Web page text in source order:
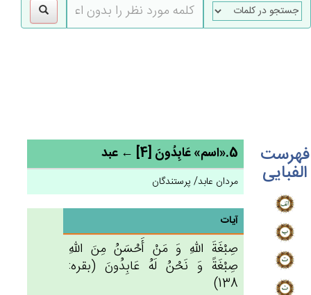
فهرست
الفبایی
5.«اسم» عَابِدُون‌َ [4] ← عبد
مردان عابد/ پرستندگان
آیات
صِبْغَة‌َ الله‌ِ وَ مَن‌ْ أَحْسَن‌ُ مِن‌َ الله‌ِ
صِبْغَة‌ً وَ نَحْن‌ُ لَه‌ُ عَابِدُون‌َ (بقره:
138)